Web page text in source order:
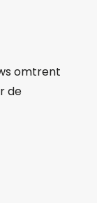
omtrent
de